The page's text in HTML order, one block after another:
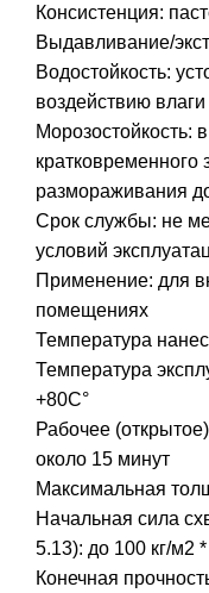
Консистенция:
Выдавливание/
Водостойкость:
воздействию влаги
Морозостойкость:
размораживания
Срок службы: не
условий
Применение: для
помещениях
Температура
Температура
+80С°
Рабочее
около 15 минут
Максимальная
Начальная сила
5.13): до 100 кг/м2 *
Конечная